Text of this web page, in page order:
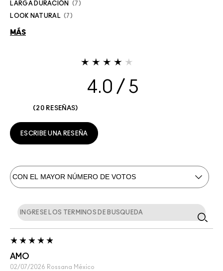
LARGA DURACIÓN 7
LOOK NATURAL 7
MÁS
4.0
20 RESEÑAS
ESCRIBE UNA RESEÑA
AMO
02/07/2026 Rossana México